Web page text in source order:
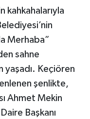
kahkahalarıyla
Merhaba”
sahne
Keçiören
şenlikte,
Ahmet Mekin
Başkanı